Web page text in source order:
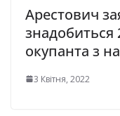
Арестович
окупанта з
3 Квітня, 2022